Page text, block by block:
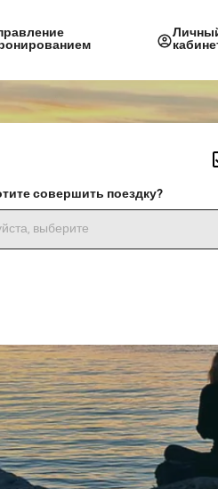
совершить поездку?
выберите